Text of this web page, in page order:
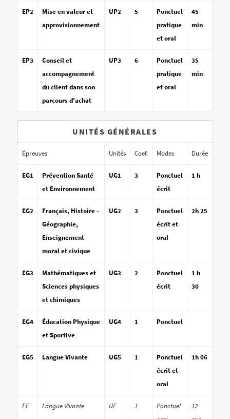
EP2
Mise en valeur et
approvisionnement
UP2 5
Ponctuel
pratique
et oral
45
min
EP3
Conseil et
accompagnement
du client dans son
parcours d'achat
UP3 6
Ponctuel
pratique
et oral
35
min
UNITÉS GÉNÉRALES
Épreuves Unités Coef. Modes Durée
EG1
Prévention Santé
et Environnement
UG1 3
Ponctuel
écrit
1 h
EG2
Français, Histoire -
Géographie,
Enseignement
moral et civique
UG2 3
Ponctuel
écrit et
oral
2h 25
EG3
Mathématiques et
Sciences physiques
et chimiques
UG3 2
Ponctuel
écrit
1 h
30
EG4
Éducation Physique
et Sportive
UG4 1 Ponctuel
EG5 Langue Vivante UG5 1
Ponctuel
écrit et
oral
1h 06
EF Langue Vivante UF 1
Ponctuel
12